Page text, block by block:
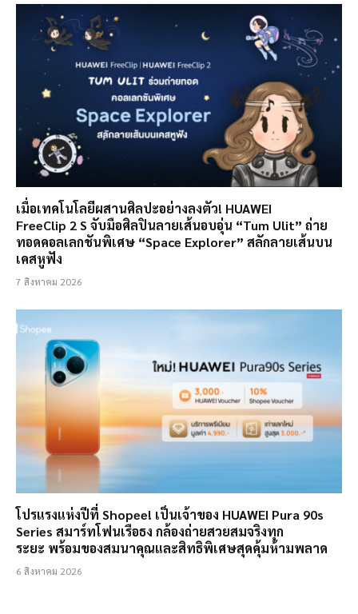
เมื่อเทคโนโลยีผสานศิลปะอย่างลงตัว! HUAWEI
FreeClip 2 S จับมือศิลปินลายเส้นอบอุ่น “Tum Ulit” ถ่าย
ทอดคอลเลกชันพิเศษ “Space Explorer” สลักลายเส้นบน
เคสหูฟัง
7 สิงหาคม 2026
โปรแรงแห่งปีที่ Shopee! เป็นเจ้าของ HUAWEI Pura 90s
Series สมาร์ทโฟนเรือธง กล้องถ่ายสวยสมจริงทุก
ระยะ พร้อมของสมนาคุณและสิทธิพิเศษสุดคุ้มห้ามพลาด
6 สิงหาคม 2026